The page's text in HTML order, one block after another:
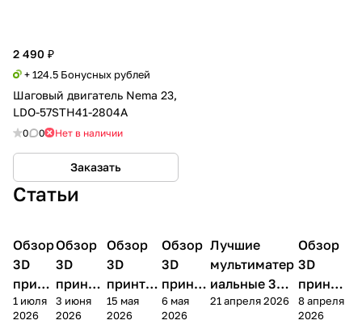
2 490 ₽
+ 124.5 Бонусных рублей
Шаговый двигатель Nema 23,
LDO-57STH41-2804A
0 0 Нет в наличии
Заказать
Статьи
3D
принтеры
Обзор
3D
принт
ера
Bamb
1 июля
2026
3D
принтеры
Обзор
3D
принте
ра
Anycubi
3 июня
2026
3D
принтеры
Обзор
3D
принтер
а
FlashFo
15 мая
2026
3D
принтеры
Обзор
3D
принте
ра
Bambu
6 мая
2026
3D принтеры
Лучшие
мультиматер
иальные 3D
принтеры на
21 апреля 2026
3D
Обзор
3D
принте
ра
FlashF
8 апреля
2026